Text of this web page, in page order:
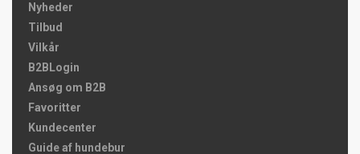
Nyheder
Tilbud
Vilkår
B2BLogin
Ansøg om B2B
Favoritter
Kundecenter
Guide af hundebur